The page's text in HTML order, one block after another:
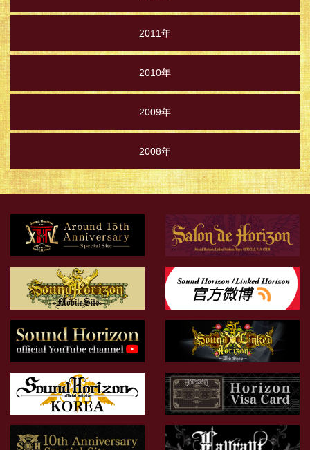
2011年
2010年
2009年
2008年